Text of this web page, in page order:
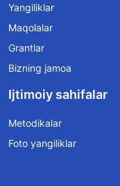
Yangiliklar
Maqolalar
Grantlar
Bizning jamoa
Ijtimoiy sahifalar
Metodikalar
Foto yangiliklar